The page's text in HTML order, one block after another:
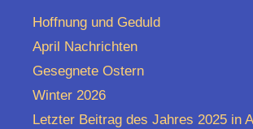
Hoffnung und Geduld
April Nachrichten
Gesegnete Ostern
Winter 2026
Letzter Beitrag des Jahres 2025 in